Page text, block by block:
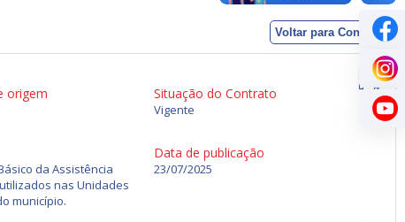
Voltar para Contratos
origem Situação do Contrato
Vigente
da Assistência
nas Unidades
município.
Data de publicação
23/07/2025